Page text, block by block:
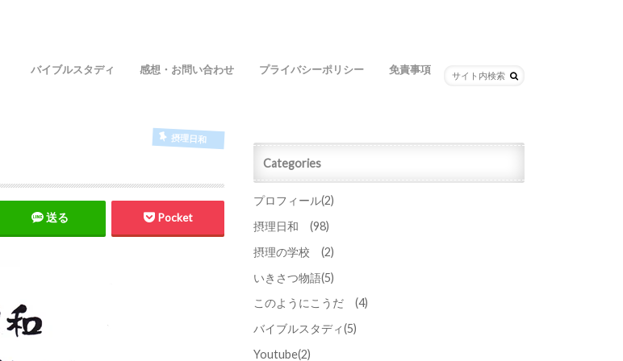
バイブルスタディ 感想・お問い合わせ プライバシーポリシー 免責事項
摂理日和
送る Pocket
Categories
プロフィール(2)
摂理日和 (98)
摂理の学校 (2)
いきさつ物語(5)
このようにこうだ (4)
バイブルスタディ(5)
Youtube(2)